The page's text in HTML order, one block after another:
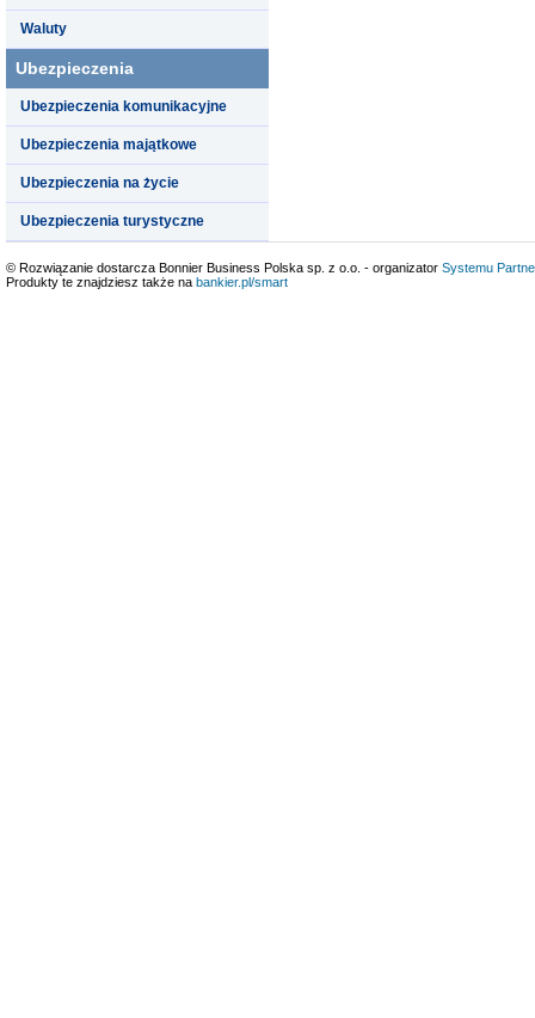
Waluty
Ubezpieczenia
Ubezpieczenia komunikacyjne
Ubezpieczenia majątkowe
Ubezpieczenia na życie
Ubezpieczenia turystyczne
© Rozwiązanie dostarcza Bonnier Business Polska sp. z o.o. - organizator Systemu
Produkty te znajdziesz także na bankier.pl/smart